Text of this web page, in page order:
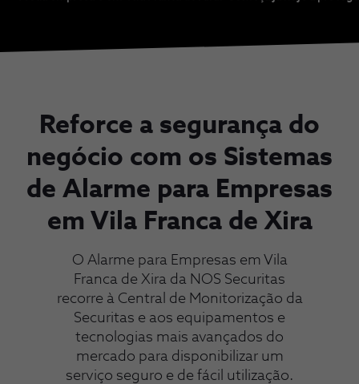
Reforce a segurança do
negócio com os Sistemas
de Alarme para Empresas
em Vila Franca de Xira
O Alarme para Empresas em Vila
Franca de Xira da NOS Securitas
recorre à Central de Monitorização da
Securitas e aos equipamentos e
tecnologias mais avançados do
mercado para disponibilizar um
serviço seguro e de fácil utilização.